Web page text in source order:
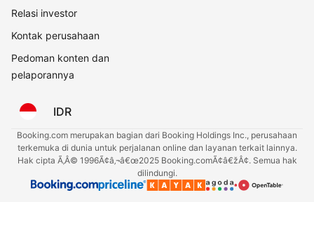
Relasi investor
Kontak perusahaan
Pedoman konten dan
pelaporannya
IDR
Booking.com merupakan bagian dari Booking Holdings Inc., perusahaan
terkemuka di dunia untuk perjalanan online dan layanan terkait lainnya.
Hak cipta Ã‚Â© 1996Ã¢â‚¬â€œ2025 Booking.comÃ¢â€žÂ¢. Semua hak
dilindungi.